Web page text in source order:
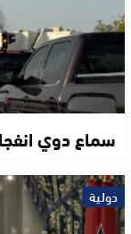
سماع دوي
دولية